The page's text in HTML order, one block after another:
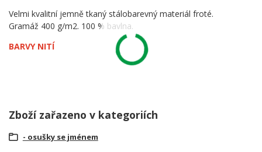
Velmi kvalitní jemně tkaný stálobarevný materiál froté.
Gramáž 400 g/m2. 100 % bavlna.
BARVY NITÍ
Zboží zařazeno v kategoriích
- osušky se jménem